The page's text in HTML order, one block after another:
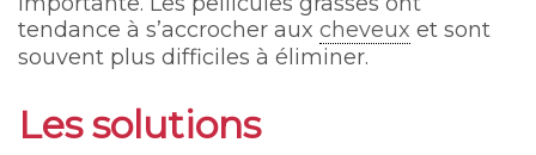
tendance à s’accrocher aux cheveux et sont
souvent plus difficiles à éliminer.
Les solutions